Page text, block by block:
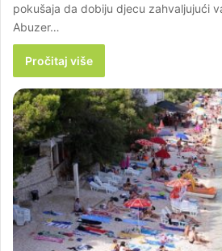
pokušaja da dobiju djecu zahvaljujući
Abuzer…
Pročitaj više